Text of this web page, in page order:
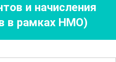
ИСМП, а также с
и начисления
в рамках НМО)